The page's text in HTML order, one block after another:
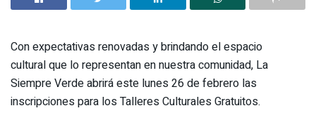
Con expectativas renovadas y brindando el espacio
cultural que lo representan en nuestra comunidad, La
Siempre Verde abrirá este lunes 26 de febrero las
inscripciones para los Talleres Culturales Gratuitos.